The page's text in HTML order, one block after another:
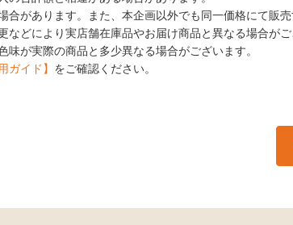
合があります。また、本企画以外でも同一価格にて販売
などにより実店舗在庫品やお届け商品と異なる場合がご
味が実際の商品と多少異なる場合がございます。
ガイド】 をご確認ください。